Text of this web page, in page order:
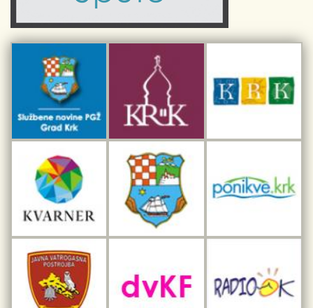
Sport i rekreacija
Kulturno-turistička ruta Putovima Frankopana
Dar iz Krka
Interpretacijski centar pomorske baštine